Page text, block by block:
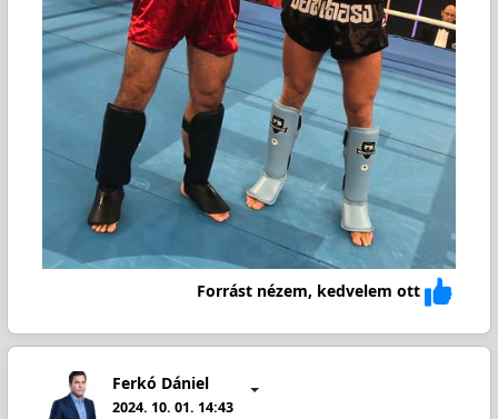
Forrást nézem, kedvelem ott
Ferkó Dániel
2024. 10. 01. 14:43